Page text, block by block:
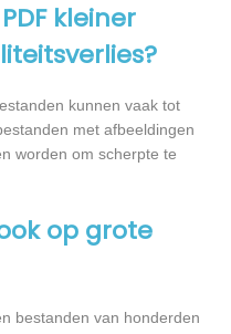
kleiner
kunnen vaak tot
met afbeeldingen
worden om scherpte te
op grote
bestanden van honderden